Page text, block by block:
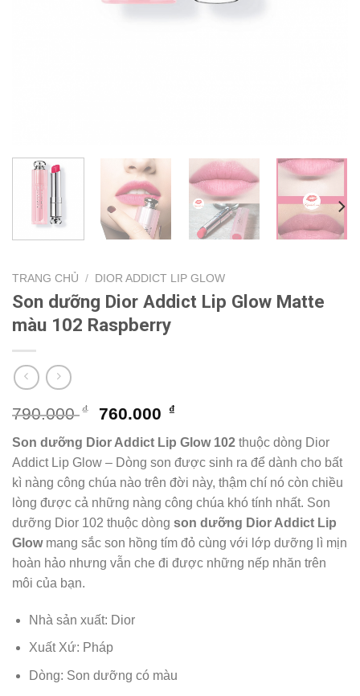
TRANG CHỦ / DIOR ADDICT LIP GLOW
Son dưỡng Dior Addict Lip Glow Matte
màu 102 Raspberry
790.000₫
Giá
là:
790.000 ₫.
760.000 ₫
tại
là:
760.000 ₫.
Son dưỡng Dior Addict Lip Glow 102 thuộc dòng Dior
Addict Lip Glow – Dòng son được sinh ra để dành cho bất
kì nàng công chúa nào trên đời này, thậm chí nó còn chiều
lòng được cả những nàng công chúa khó tính nhất. Son
dưỡng Dior 102 thuộc dòng son dưỡng Dior Addict Lip
Glowmang sắc son hồng tím đỏ cùng với lớp dưỡng lì mịn
hoàn hảo nhưng vẫn che đi được những nếp nhăn trên
môi của bạn.
Nhà sản xuất: Dior
Xuất Xứ: Pháp
Dòng: Son dưỡng có màu